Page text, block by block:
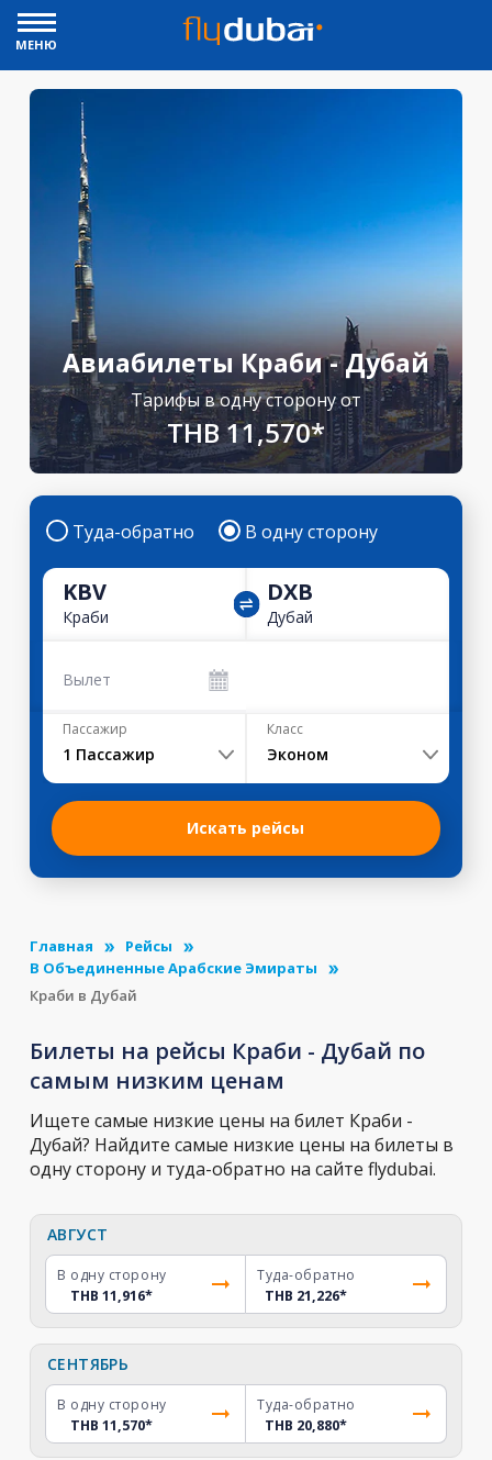
МЕНЮ
Авиабилеты Краби - Дубай
Тарифы в одну сторону от
THB 11,570*
Туда-обратно В одну сторону
KBV
Краби
DXB
Дубай
Вылет
Пассажир
1 Пассажир
Класс
Эконом
Искать рейсы
Главная
Рейсы
В Объединенные Арабские Эмираты
Краби в Дубай
Билеты на рейсы Краби - Дубай по
самым низким ценам
Ищете самые низкие цены на билет Краби -
Дубай? Найдите самые низкие цены на билеты в
одну сторону и туда-обратно на сайте flydubai.
АВГУСТ
В одну сторону
THB 11,916*
Туда-обратно
THB 21,226*
СЕНТЯБРЬ
В одну сторону
THB 11,570*
Туда-обратно
THB 20,880*